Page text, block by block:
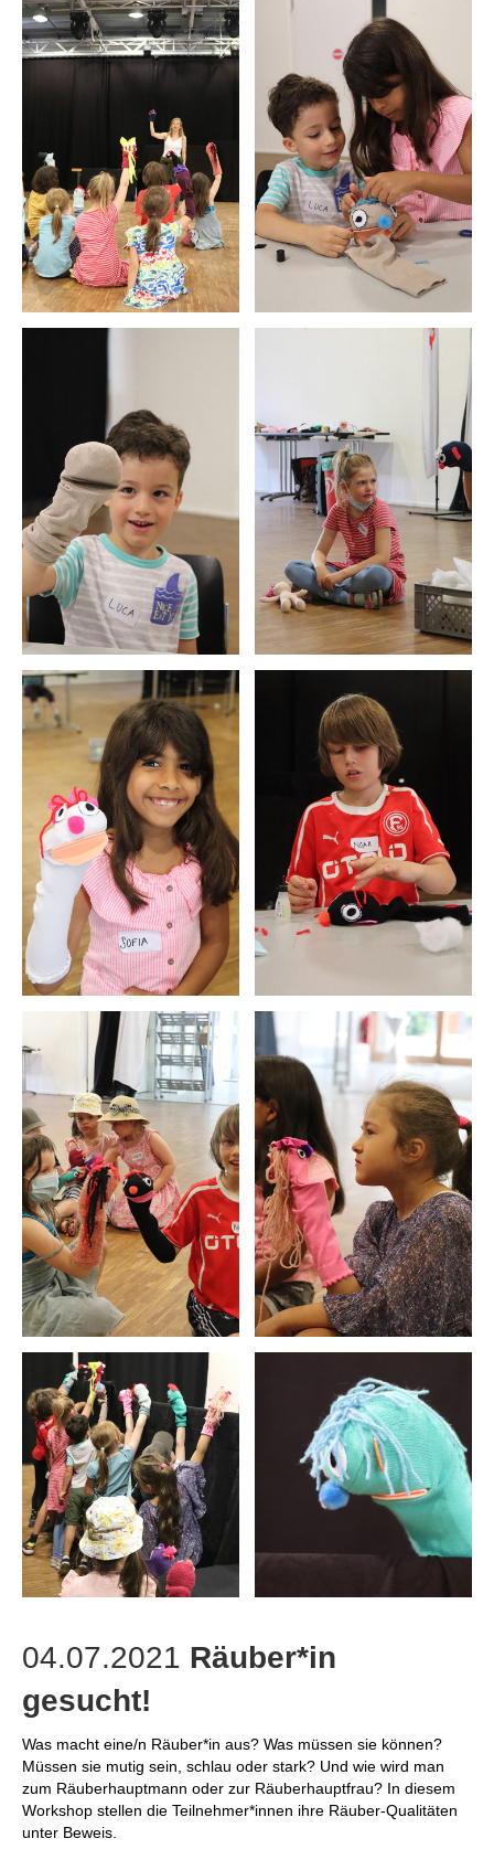
04.07.2021 Räuber*in
gesucht!
Was macht eine/n Räuber*in aus? Was müssen sie können?
Müssen sie mutig sein, schlau oder stark? Und wie wird man
zum Räuberhauptmann oder zur Räuberhauptfrau? In diesem
Workshop stellen die Teilnehmer*innen ihre Räuber-Qualitäten
unter Beweis.